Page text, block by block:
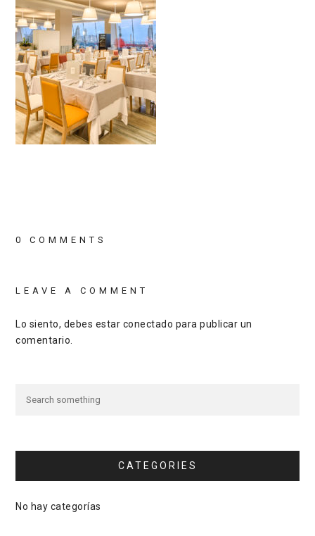
0 COMMENTS
LEAVE A COMMENT
Lo siento, debes estar conectado para publicar un
comentario.
CATEGORIES
No hay categorías